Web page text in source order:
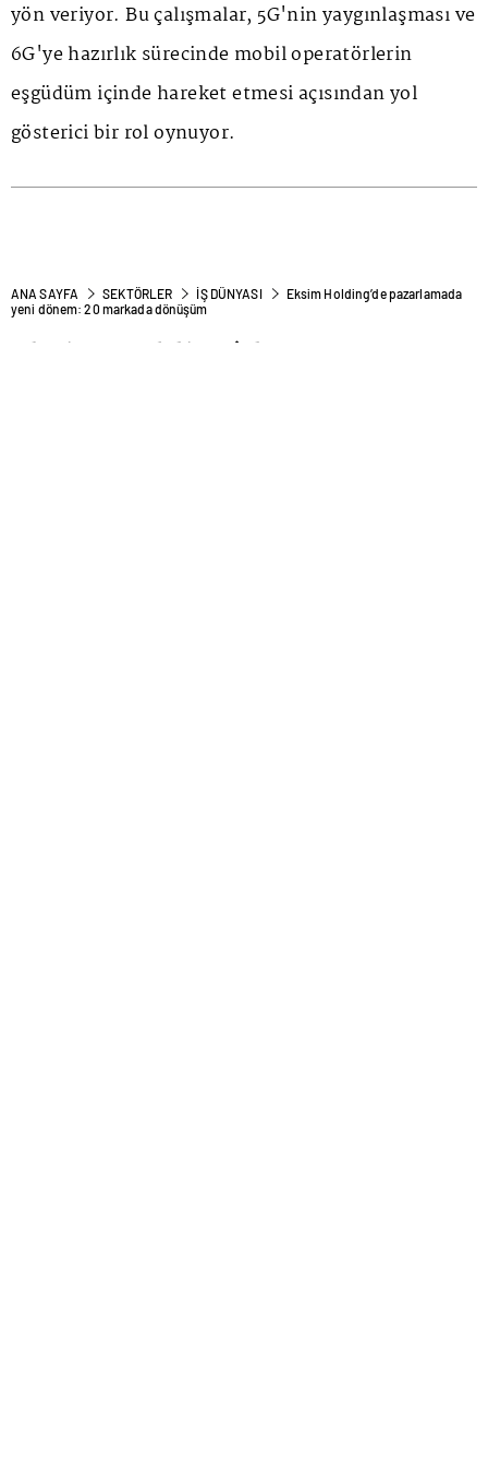
yön veriyor. Bu çalışmalar, 5G'nin yaygınlaşması ve
6G'ye hazırlık sürecinde mobil operatörlerin
eşgüdüm içinde hareket etmesi açısından yol
gösterici bir rol oynuyor.
ANA SAYFA SEKTÖRLER İŞ DÜNYASI
Eksim Holding’de pazarlamada
yeni dönem: 20 markada dönüşüm
Eksim Holding’de